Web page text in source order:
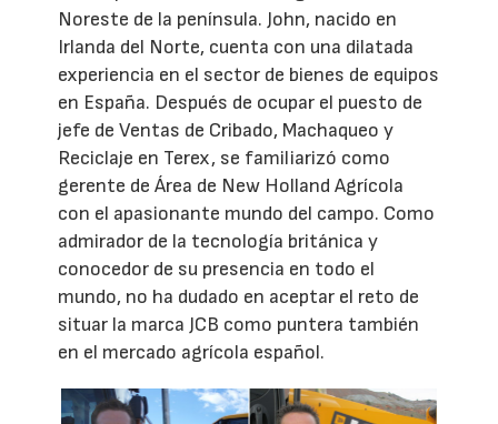
Noreste de la península. John, nacido en
Irlanda del Norte, cuenta con una dilatada
experiencia en el sector de bienes de equipos
en España. Después de ocupar el puesto de
jefe de Ventas de Cribado, Machaqueo y
Reciclaje en Terex, se familiarizó como
gerente de Área de New Holland Agrícola
con el apasionante mundo del campo. Como
admirador de la tecnología británica y
conocedor de su presencia en todo el
mundo, no ha dudado en aceptar el reto de
situar la marca JCB como puntera también
en el mercado agrícola español.